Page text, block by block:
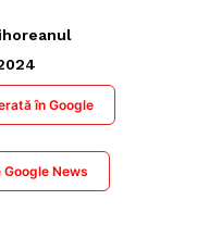
în Google
Google News